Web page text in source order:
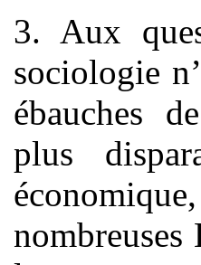
3. Aux
sociologie
ébauches
plus
nombreuses